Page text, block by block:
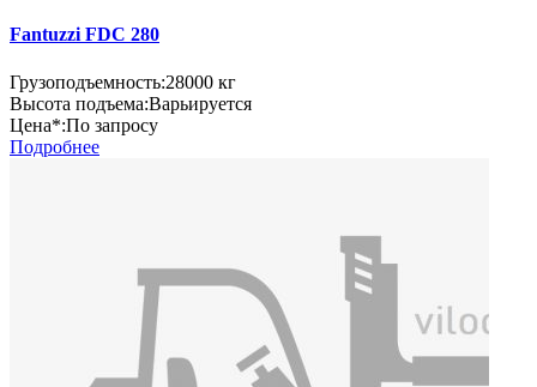
Fantuzzi FDC 280
Грузоподъемность:28000 кг
Высота подъема:Варьируется
Цена*:По запросу
Подробнее